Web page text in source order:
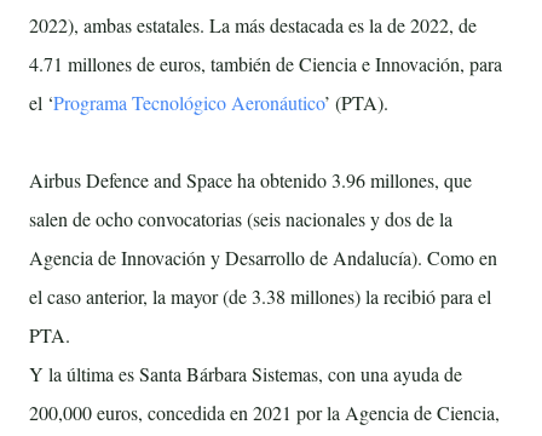
2022), ambas estatales. La más destacada es la de 2022, de
4.71 millones de euros, también de Ciencia e Innovación, para
el ‘Programa Tecnológico Aeronáutico’ (PTA).
Airbus Defence and Space ha obtenido 3.96 millones, que
salen de ocho convocatorias (seis nacionales y dos de la
Agencia de Innovación y Desarrollo de Andalucía). Como en
el caso anterior, la mayor (de 3.38 millones) la recibió para el
PTA.
Y la última es Santa Bárbara Sistemas, con una ayuda de
200,000 euros, concedida en 2021 por la Agencia de Ciencia,